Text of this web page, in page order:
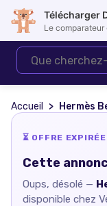
Accueil Hermès
⏳ OFFRE EXPIRÉE
Cette
Oups, désolé —
disponible chez
Télécharger
Le comparateur